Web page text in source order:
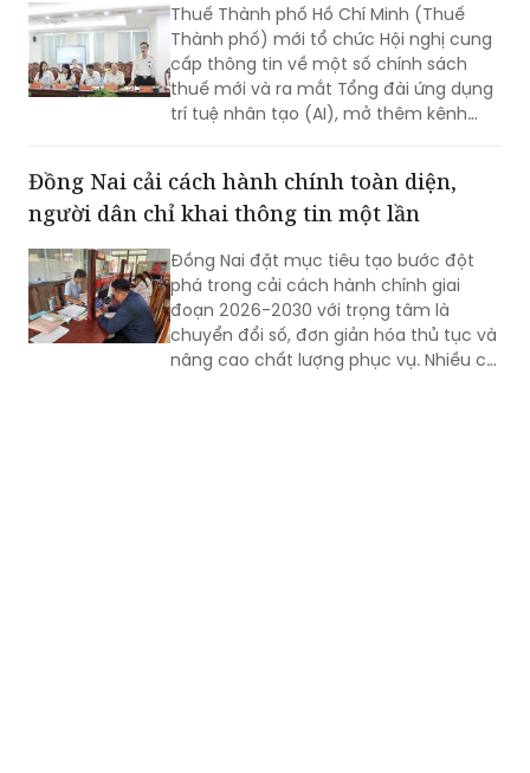
Thuế Thành phố Hồ Chí Minh (Thuế
Thành phố) mới tổ chức Hội nghị cung
cấp thông tin về một số chính sách
thuế mới và ra mắt Tổng đài ứng dụng
trí tuệ nhân tạo (AI), mở thêm kênh
Đồng Nai cải cách hành chính toàn diện,
người dân chỉ khai thông tin một lần
Đồng Nai đặt mục tiêu tạo bước đột
phá trong cải cách hành chính giai
đoạn 2026-2030 với trọng tâm là
chuyển đổi số, đơn giản hóa thủ tục và
nâng cao chất lượng phục vụ. Nhiều chỉ